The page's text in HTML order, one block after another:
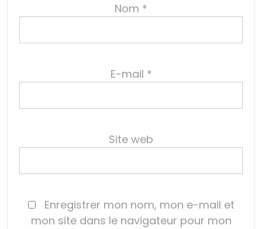
Nom *
E-mail *
Site web
Enregistrer mon nom, mon e-mail et
mon site dans le navigateur pour mon